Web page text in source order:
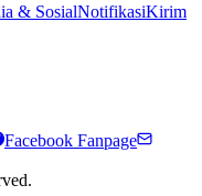
& SosialNotifikasiKirim
Facebook Fanpage